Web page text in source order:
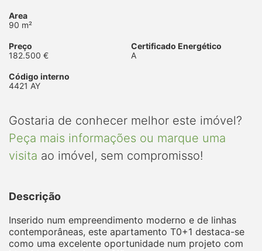
Area
90 m²
Preço
182.500 €
Certificado Energético
A
Código interno
4421 AY
Gostaria de conhecer melhor este imóvel?
Peça mais informações ou marque uma
visita ao imóvel, sem compromisso!
Descrição
Inserido num empreendimento moderno e de linhas
contemporâneas, este apartamento T0+1 destaca-se
como uma excelente oportunidade num projeto com